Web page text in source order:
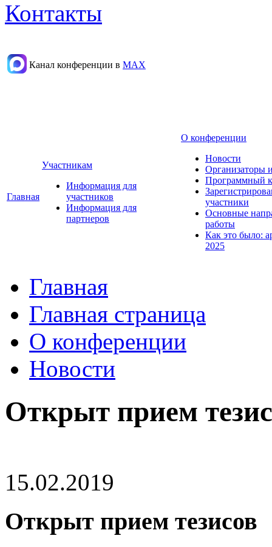
Контакты
Канал конференции в МАХ
Главная
Участникам
Информация для
участников
Информация для
партнеров
О конференции
Новости
Организаторы
Программный
участники
Основные
работы
Как это было:
2025
Главная
Главная страница
О конференции
Новости
Открыт прием
15.02.2019
Открыт прием тезисов